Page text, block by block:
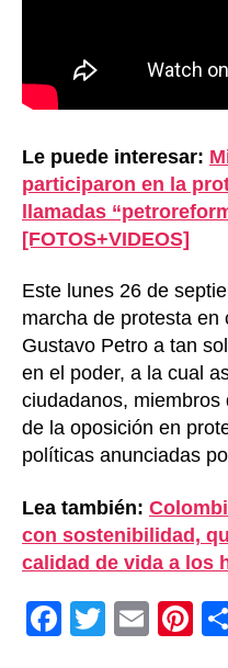
Le puede interesar:
participaron en la
llamadas
[FOTOS+VIDEOS]
Este lunes 26 de
marcha de protesta en
Gustavo Petro a tan
en el poder, a la cual
ciudadanos,
de la oposición en
políticas anunciadas
Lea también:
con sostenibilidad,
calidad de vida a los
F
T
E
Pi